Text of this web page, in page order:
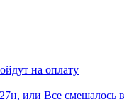
на оплату